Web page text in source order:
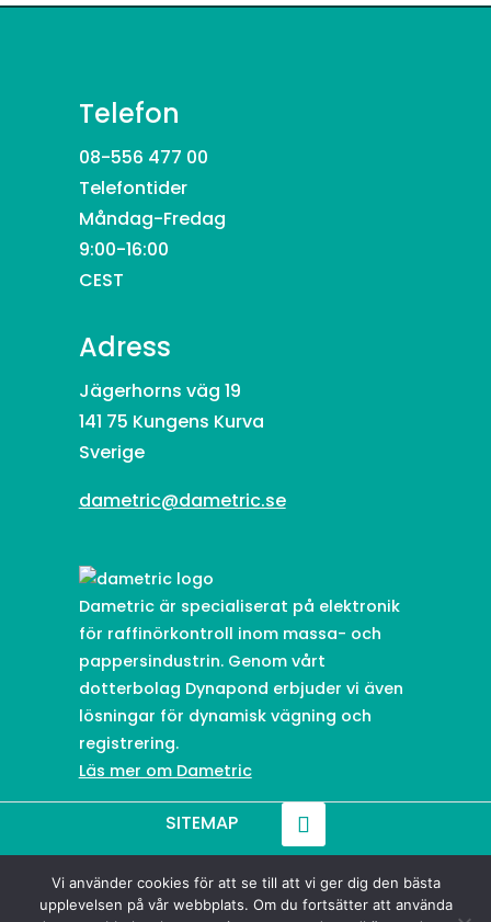
Telefon
08-556 477 00
Telefontider
Måndag-Fredag
9:00-16:00
CEST
Adress
Jägerhorns väg 19
141 75 Kungens Kurva
Sverige
dametric@dametric.se
Dametric är specialiserat på elektronik
för raffinörkontroll inom massa- och
pappersindustrin. Genom vårt
dotterbolag Dynapond erbjuder vi även
lösningar för dynamisk vägning och
registrering.
Läs mer om Dametric
SITEMAP
© 2021-2026 Dametric
Vi använder cookies för att se till att vi ger dig den bästa
upplevelsen på vår webbplats. Om du fortsätter att använda